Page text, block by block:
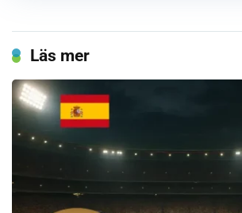
Läs mer